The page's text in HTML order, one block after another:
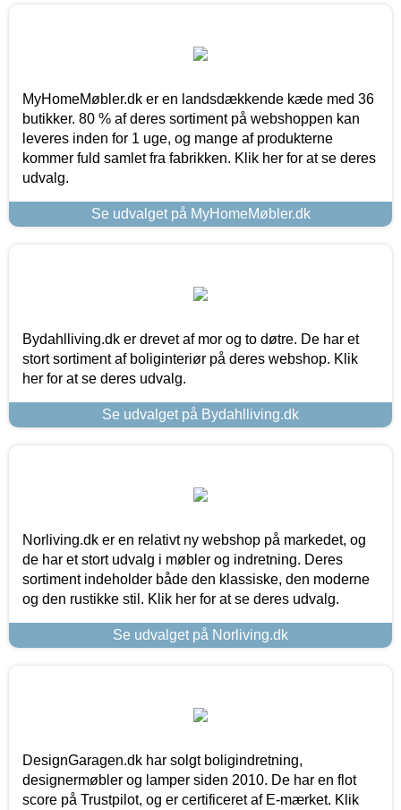
MyHomeMøbler.dk er en landsdækkende kæde med 36
butikker. 80 % af deres sortiment på webshoppen kan
leveres inden for 1 uge, og mange af produkterne
kommer fuld samlet fra fabrikken. Klik her for at se deres
udvalg.
Se udvalget på MyHomeMøbler.dk
Bydahlliving.dk er drevet af mor og to døtre. De har et
stort sortiment af boliginteriør på deres webshop. Klik
her for at se deres udvalg.
Se udvalget på Bydahlliving.dk
Norliving.dk er en relativt ny webshop på markedet, og
de har et stort udvalg i møbler og indretning. Deres
sortiment indeholder både den klassiske, den moderne
og den rustikke stil. Klik her for at se deres udvalg.
Se udvalget på Norliving.dk
DesignGaragen.dk har solgt boligindretning,
designermøbler og lamper siden 2010. De har en flot
score på Trustpilot, og er certificeret af E-mærket. Klik